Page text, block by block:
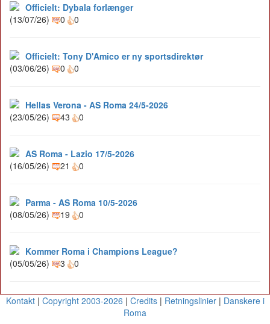
Officielt: Dybala forlænger
(13/07/26)
0 0
Officielt: Tony D'Amico er ny sportsdirektør
(03/06/26)
0 0
Hellas Verona - AS Roma 24/5-2026
(23/05/26)
43 0
AS Roma - Lazio 17/5-2026
(16/05/26)
21 0
Parma - AS Roma 10/5-2026
(08/05/26)
19 0
Kommer Roma i Champions League?
(05/05/26)
3 0
Kontakt| Copyright 2003-2026 | Credits| Retningslinier| Danskere i
Roma